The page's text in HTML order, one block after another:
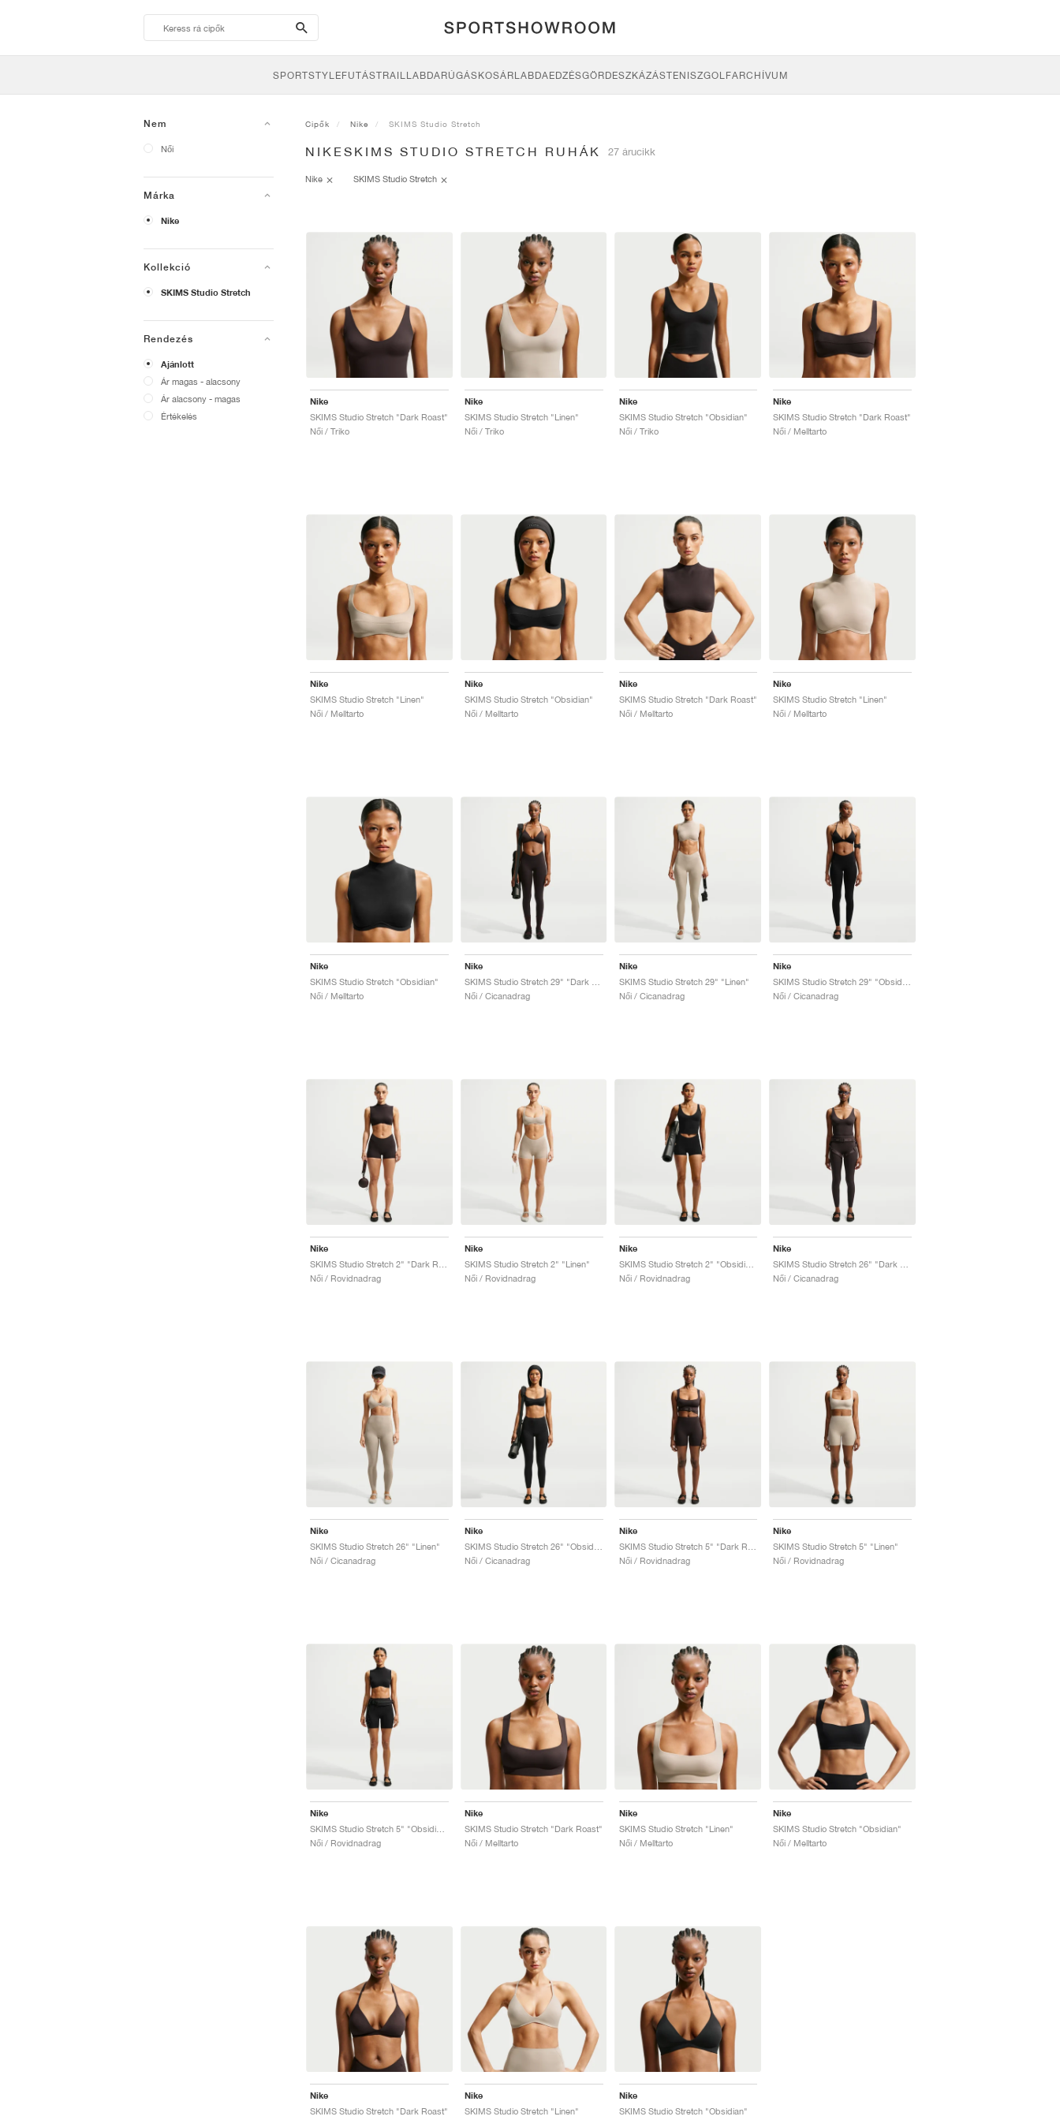
search-
btn
SPORTSTYLEFUTÁSTRAILLABDARÚGÁSKOSÁRLABDAEDZÉSGÖRDESZKÁZÁSTENISZGOLFARCHÍVUM
Nem
Női
Márka
Nike
Kollekció
SKIMS Studio Stretch
Rendezés
Ajánlott
Ár magas - alacsony
Ár alacsony - magas
Értékelés
Cipők Nike SKIMS Studio Stretch
NIKESKIMS STUDIO STRETCH RUHÁK 27 árucikk
Nike SKIMS Studio Stretch
Nike
SKIMS Studio Stretch "Dark Roast"
Női / Triko
Nike
SKIMS Studio Stretch "Linen"
Női / Triko
Nike
SKIMS Studio Stretch "Obsidian"
Női / Triko
Nike
SKIMS Studio Stretch "Dark Roast"
Női / Melltarto
Nike
SKIMS Studio Stretch "Linen"
Női / Melltarto
Nike
SKIMS Studio Stretch "Obsidian"
Női / Melltarto
Nike
SKIMS Studio Stretch "Dark Roast"
Női / Melltarto
Nike
SKIMS Studio Stretch "Linen"
Női / Melltarto
Nike
SKIMS Studio Stretch "Obsidian"
Női / Melltarto
Nike
Női / Cicanadrag
Nike
SKIMS Studio Stretch 29" "Linen"
Női / Cicanadrag
Nike
Női / Cicanadrag
Nike
Női / Rovidnadrag
Nike
SKIMS Studio Stretch 2" "Linen"
Női / Rovidnadrag
Nike
SKIMS Studio Stretch 2" "Obsidian"
Női / Rovidnadrag
Nike
Női / Cicanadrag
Nike
SKIMS Studio Stretch 26" "Linen"
Női / Cicanadrag
Nike
Női / Cicanadrag
Nike
Női / Rovidnadrag
Nike
SKIMS Studio Stretch 5" "Linen"
Női / Rovidnadrag
Nike
Női / Rovidnadrag
Nike
SKIMS Studio Stretch "Dark Roast"
Női / Melltarto
Nike
SKIMS Studio Stretch "Linen"
Női / Melltarto
Nike
SKIMS Studio Stretch "Obsidian"
Női / Melltarto
Nike
SKIMS Studio Stretch "Dark Roast"
Nike
SKIMS Studio Stretch "Linen"
Nike
SKIMS Studio Stretch "Obsidian"